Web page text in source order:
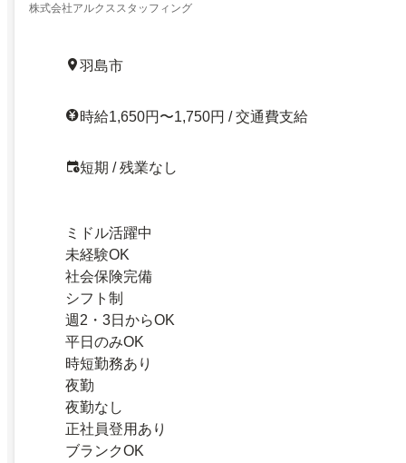
株式会社アルクススタッフィング
羽島市
時給1,650円〜1,750円 / 交通費支給
短期 / 残業なし
ミドル活躍中
未経験OK
社会保険完備
シフト制
週2・3日からOK
平日のみOK
時短勤務あり
夜勤
夜勤なし
正社員登用あり
ブランクOK